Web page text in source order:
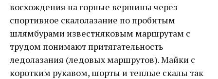
восхождения на горные вершины через
спортивное скалолазание по пробитым
шлямбурами известняковым маршрутам с
трудом понимают притягательность
ледолазания (ледовых маршрутов). Майки с
коротким рукавом, шорты и теплые скалы так